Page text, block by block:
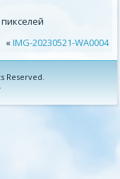
пикселей
«IMG-20230521-WA0004
Reserved.